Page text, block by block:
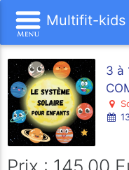
Multifit-kids
3 à